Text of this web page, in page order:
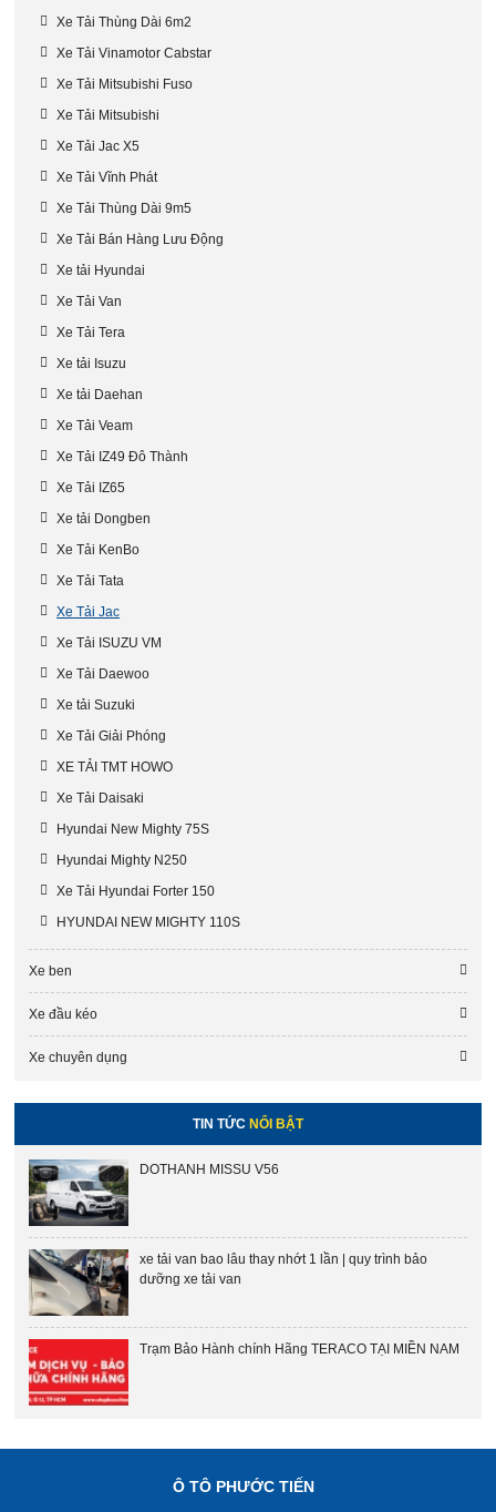
Xe Tải Thùng Dài 6m2
Xe Tải Vinamotor Cabstar
Xe Tải Mitsubishi Fuso
Xe Tải Mitsubishi
Xe Tải Jac X5
Xe Tải Vĩnh Phát
Xe Tải Thùng Dài 9m5
Xe Tải Bán Hàng Lưu Động
Xe tải Hyundai
Xe Tải Van
Xe Tải Tera
Xe tải Isuzu
Xe tải Daehan
Xe Tải Veam
Xe Tải IZ49 Đô Thành
Xe Tải IZ65
Xe tải Dongben
Xe Tải KenBo
Xe Tải Tata
Xe Tải Jac
Xe Tải ISUZU VM
Xe Tải Daewoo
Xe tải Suzuki
Xe Tải Giải Phóng
XE TẢI TMT HOWO
Xe Tải Daisaki
Hyundai New Mighty 75S
Hyundai Mighty N250
Xe Tải Hyundai Forter 150
HYUNDAI NEW MIGHTY 110S
Xe ben
Xe đầu kéo
Xe chuyên dụng
TIN TỨC NỔI BẬT
DOTHANH MISSU V56
xe tải van bao lâu thay nhớt 1 lần | quy trình bảo
dưỡng xe tải van
Trạm Bảo Hành chính Hãng TERACO TẠI MIỀN NAM
Ô TÔ PHƯỚC TIẾN